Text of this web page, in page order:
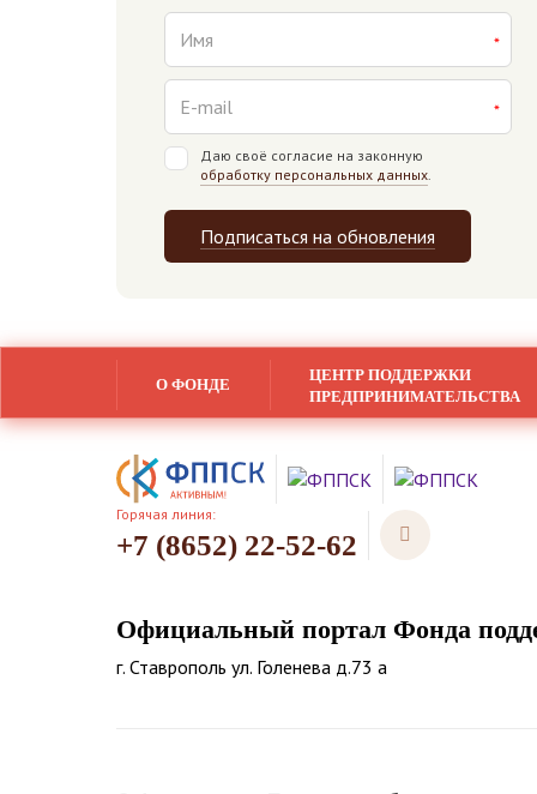
Даю своё согласие на законную
обработку персональных данных
Подписаться на обновления
О ФОНДЕ
ЦЕНТР ПОДДЕРЖКИ
ПРЕДПРИНИМАТЕЛЬСТВА
Горячая линия:
+7 (8652) 22-52-62
Официальный портал Фонда
г. Ставрополь ул. Голенева д.73 а